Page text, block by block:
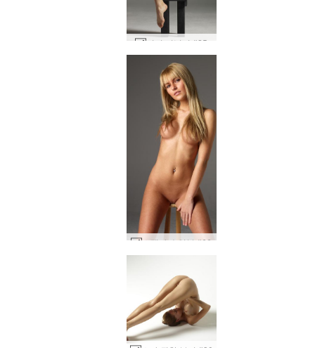
키키 기념비 #25
스텔라 수영복 #66
소냐 권한 부여 #30